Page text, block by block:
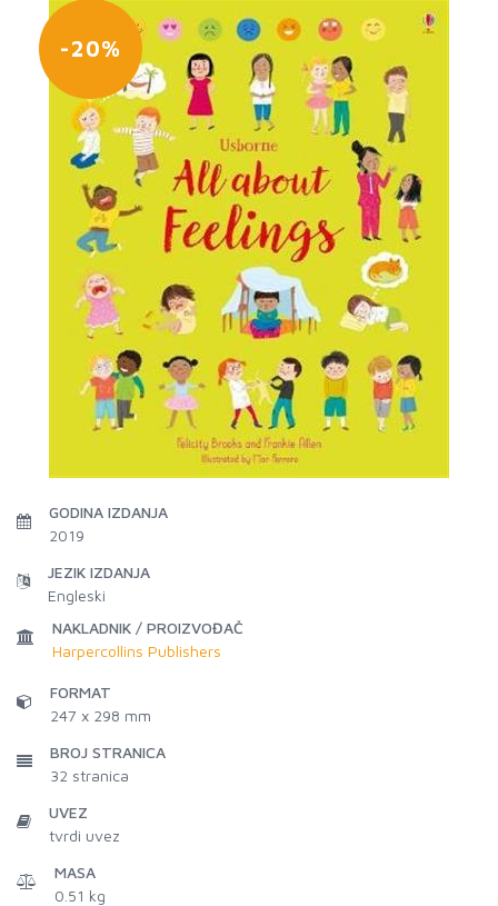
-20%
GODINA IZDANJA
2019
JEZIK IZDANJA
Engleski
NAKLADNIK / PROIZVOĐAČ
Harpercollins Publishers
FORMAT
247 x 298 mm
BROJ STRANICA
32 stranica
UVEZ
tvrdi uvez
MASA
0.51 kg